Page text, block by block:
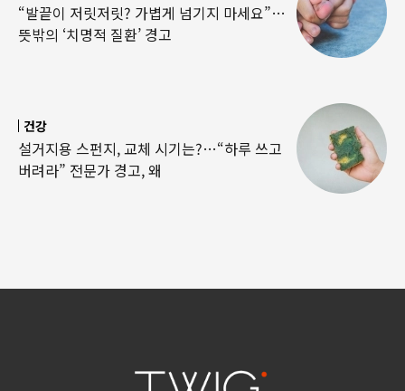
“발끝이 저릿저릿? 가볍게 넘기지 마세요”…
뜻밖의 ‘치명적 질환’ 경고
건강
설거지용 스펀지, 교체 시기는?…“하루 쓰고
버려라” 전문가 경고, 왜